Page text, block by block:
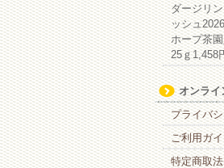
ダージリ
ッシュ
ホープ茶
25ｇ1,458
オンライ
プライバ
ご利用ガ
特定商取